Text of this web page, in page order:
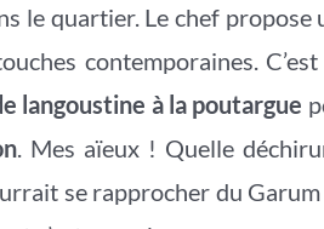
le quartier. Le chef
contemporaines.
langoustine à la poutargue
. Mes aïeux ! Quelle
se rapprocher du